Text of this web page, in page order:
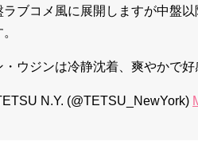
ラブコメ風に展開しますが中盤
・ウジンは冷静沈着、爽やかで好
N.Y. (@TETSU_NewYork)